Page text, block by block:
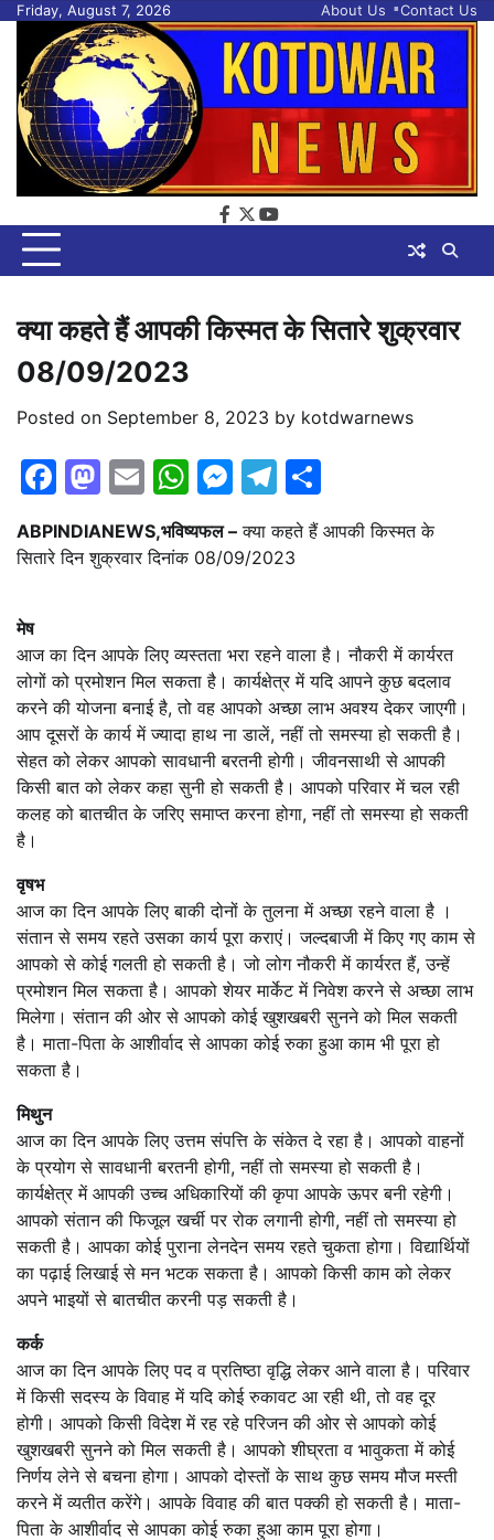
Skip
content
Friday, August 7, 2026 About Us Contact Us
facebook
twitter
youtube
क्या कहते हैं आपकी किस्मत के सितारे शुक्रवार
08/09/2023
Posted on September 8, 2023 by kotdwarnews
Facebook
Mastodon
EmailWhatsApp
Messenger
Telegram
ABPINDIANEWS,भविष्यफल – क्या कहते हैं आपकी किस्मत के
सितारे दिन शुक्रवार दिनांक 08/09/2023
मेष
आज का दिन आपके लिए व्यस्तता भरा रहने वाला है। नौकरी में कार्यरत
लोगों को प्रमोशन मिल सकता है। कार्यक्षेत्र में यदि आपने कुछ बदलाव
करने की योजना बनाई है, तो वह आपको अच्छा लाभ अवश्य देकर जाएगी।
आप दूसरों के कार्य में ज्यादा हाथ ना डालें, नहीं तो समस्या हो सकती है।
सेहत को लेकर आपको सावधानी बरतनी होगी। जीवनसाथी से आपकी
किसी बात को लेकर कहा सुनी हो सकती है। आपको परिवार में चल रही
कलह को बातचीत के जरिए समाप्त करना होगा, नहीं तो समस्या हो सकती
है।
वृषभ
आज का दिन आपके लिए बाकी दोनों के तुलना में अच्छा रहने वाला है ।
संतान से समय रहते उसका कार्य पूरा कराएं। जल्दबाजी में किए गए काम से
आपको से कोई गलती हो सकती है। जो लोग नौकरी में कार्यरत हैं, उन्हें
प्रमोशन मिल सकता है। आपको शेयर मार्केट में निवेश करने से अच्छा लाभ
मिलेगा। संतान की ओर से आपको कोई खुशखबरी सुनने को मिल सकती
है। माता-पिता के आशीर्वाद से आपका कोई रुका हुआ काम भी पूरा हो
सकता है।
मिथुन
आज का दिन आपके लिए उत्तम संपत्ति के संकेत दे रहा है। आपको वाहनों
के प्रयोग से सावधानी बरतनी होगी, नहीं तो समस्या हो सकती है।
कार्यक्षेत्र में आपकी उच्च अधिकारियों की कृपा आपके ऊपर बनी रहेगी।
आपको संतान की फिजूल खर्ची पर रोक लगानी होगी, नहीं तो समस्या हो
सकती है। आपका कोई पुराना लेनदेन समय रहते चुकता होगा। विद्यार्थियों
का पढ़ाई लिखाई से मन भटक सकता है। आपको किसी काम को लेकर
अपने भाइयों से बातचीत करनी पड़ सकती है।
कर्क
आज का दिन आपके लिए पद व प्रतिष्ठा वृद्धि लेकर आने वाला है। परिवार
में किसी सदस्य के विवाह में यदि कोई रुकावट आ रही थी, तो वह दूर
होगी। आपको किसी विदेश में रह रहे परिजन की ओर से आपको कोई
खुशखबरी सुनने को मिल सकती है। आपको शीघ्रता व भावुकता में कोई
निर्णय लेने से बचना होगा। आपको दोस्तों के साथ कुछ समय मौज मस्ती
करने में व्यतीत करेंगे। आपके विवाह की बात पक्की हो सकती है। माता-
पिता के आशीर्वाद से आपका कोई रुका हुआ काम पूरा होगा।